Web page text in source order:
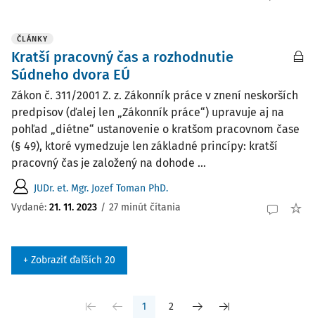
ČLÁNKY
Kratší pracovný čas a rozhodnutie
Súdneho dvora EÚ
Zákon č. 311/2001 Z. z. Zákonník práce v znení neskorších
predpisov (ďalej len „Zákonník práce“) upravuje aj na
pohľad „diétne“ ustanovenie o kratšom pracovnom čase
(§ 49), ktoré vymedzuje len základné princípy: kratší
pracovný čas je založený na dohode ...
JUDr. et. Mgr. Jozef Toman PhD.
Vydané: 21. 11. 2023 / 27 minút čítania
+ Zobraziť ďaľších 20
1 2